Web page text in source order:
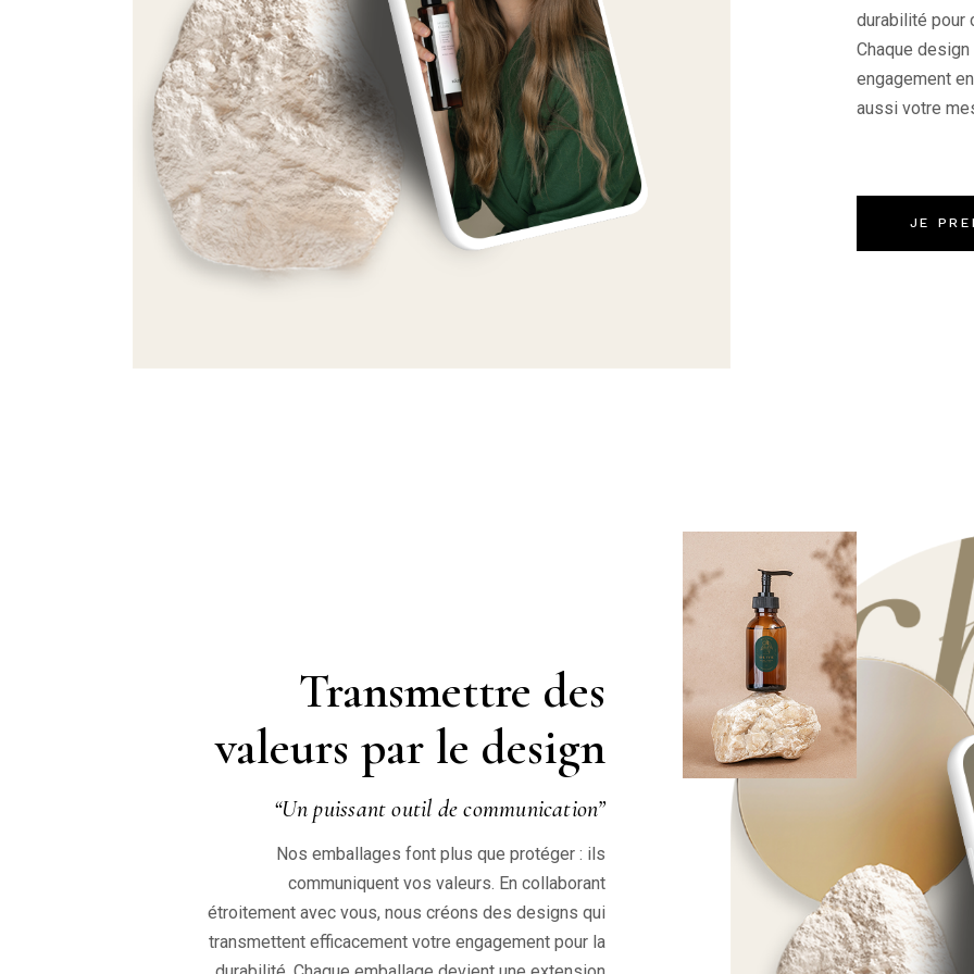
durabilité pour
Chaque
engagement
aussi votre
JE
Transmettre des
valeurs par le design
“Un puissant outil de communication”
Nos emballages font plus que protéger : ils
communiquent vos valeurs. En collaborant
étroitement avec vous, nous créons des designs qui
transmettent efficacement votre engagement pour la